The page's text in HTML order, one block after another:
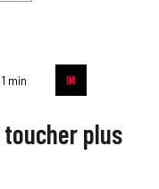
min
toucher plus